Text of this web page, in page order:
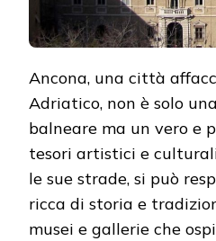
Ancona, una città
Adriatico, non è solo
balneare ma un vero e
tesori artistici e
le sue strade, si può
ricca di storia e
musei e gallerie che